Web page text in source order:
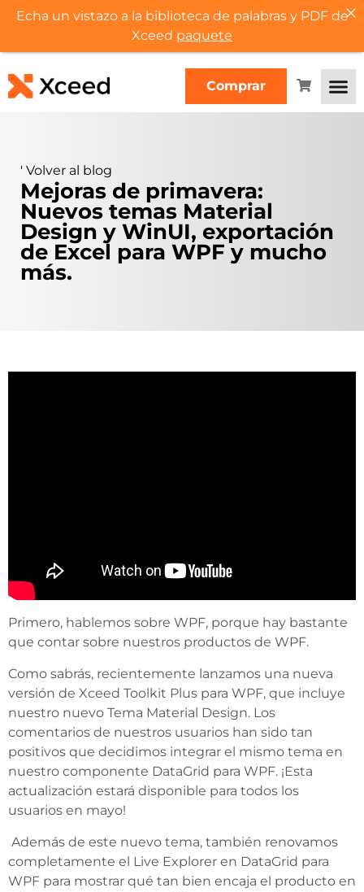
Comprar
' Volver al blog
Mejoras de primavera:
Nuevos temas Material
Design y WinUI, exportación
de Excel para WPF y mucho
más.
Primero, hablemos sobre WPF, porque hay bastante
que contar sobre nuestros productos de WPF.
Como sabrás, recientemente lanzamos una nueva
versión de Xceed Toolkit Plus para WPF, que incluye
nuestro nuevo Tema Material Design. Los
comentarios de nuestros usuarios han sido tan
positivos que decidimos integrar el mismo tema en
nuestro componente DataGrid para WPF. ¡Esta
actualización estará disponible para todos los
usuarios en mayo!
Además de este nuevo tema, también renovamos
completamente el Live Explorer en DataGrid para
WPF para mostrar qué tan bien encaja el producto en
Echa un vistazo a la biblioteca de palabras y PDF de
Xceed paquete